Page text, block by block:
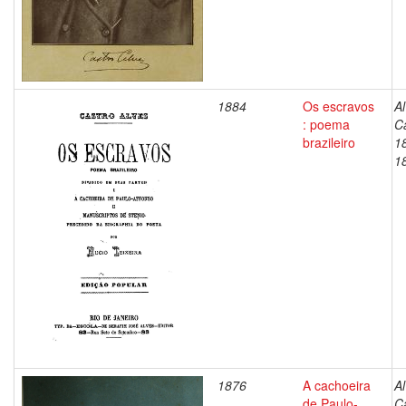
1884
Os escravos
: poema
brazileiro
1876
A cachoeira